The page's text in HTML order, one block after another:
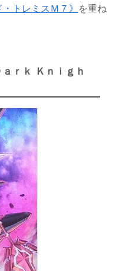
・トレミスＭ７》
を重ね
ｒｋ Ｋｎｉｇｈ